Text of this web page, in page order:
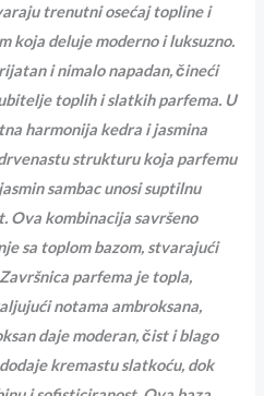
trenutni osećaj topline i
koja deluje moderno i luksuzno.
i nimalo napadan, čineći
toplih i slatkih parfema. U
harmonija kedra i jasmina
strukturu koja parfemu
sambac unosi suptilnu
Ova kombinacija savršeno
sa toplom bazom, stvarajući
Završnica parfema je topla,
notama ambroksana,
daje moderan, čist i blago
kremastu slatkoću, dok